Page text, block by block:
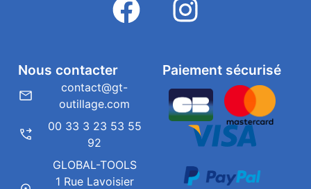
Paiement sécurisé
Nous contacter
contact@gt-
outillage.com
00 33 3 23 53 55
92
GLOBAL-TOOLS
1 Rue Lavoisier